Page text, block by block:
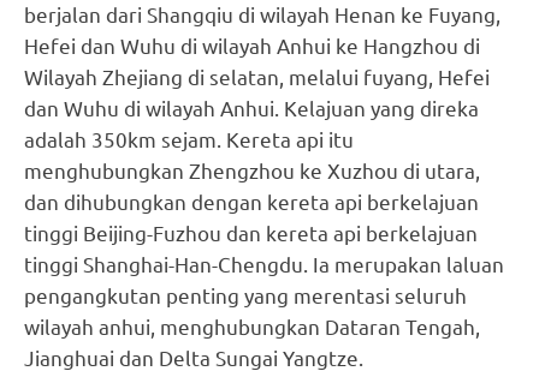
berjalan dari Shangqiu di wilayah Henan ke Fuyang,
Hefei dan Wuhu di wilayah Anhui ke Hangzhou di
Wilayah Zhejiang di selatan, melalui fuyang, Hefei
dan Wuhu di wilayah Anhui. Kelajuan yang direka
adalah 350km sejam. Kereta api itu
menghubungkan Zhengzhou ke Xuzhou di utara,
dan dihubungkan dengan kereta api berkelajuan
tinggi Beijing-Fuzhou dan kereta api berkelajuan
tinggi Shanghai-Han-Chengdu. Ia merupakan laluan
pengangkutan penting yang merentasi seluruh
wilayah anhui, menghubungkan Dataran Tengah,
Jianghuai dan Delta Sungai Yangtze.